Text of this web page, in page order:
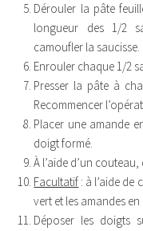
Dérouler la pâte
longueur des 1/2
camoufler la saucisse.
Enrouler chaque 1/2
Presser la pâte à
Recommencer
Placer une amande
doigt formé.
À l’aide d’un
Facultatif : à l’aide
vert et les amandes
Déposer les doigts